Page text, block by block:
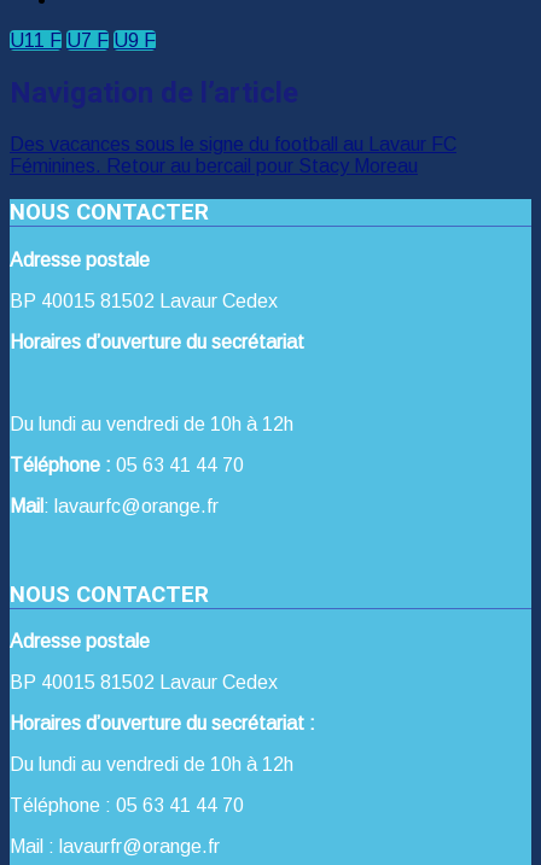
U11 F U7 F U9 F
Navigation de l’article
Des vacances sous le signe du football au Lavaur FC
Féminines. Retour au bercail pour Stacy Moreau
NOUS CONTACTER
Adresse postale
BP 40015 81502 Lavaur Cedex
Horaires d’ouverture du secrétariat
Du lundi au vendredi de 10h à 12h
Téléphone : 05 63 41 44 70
Mail : lavaurfc@orange.fr
NOUS CONTACTER
Adresse postale
BP 40015 81502 Lavaur Cedex
Horaires d’ouverture du secrétariat :
Du lundi au vendredi de 10h à 12h
Téléphone : 05 63 41 44 70
Mail : lavaurfr@orange.fr